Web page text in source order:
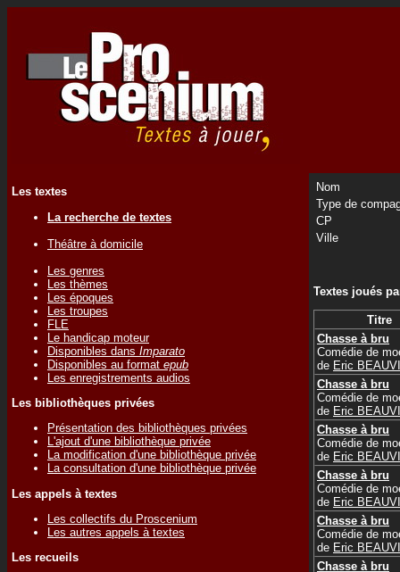
Les textes
La recherche de textes
Théâtre à domicile
Les genres
Les thèmes
Les époques
Les troupes
FLE
Le handicap moteur
Disponibles dans Imparato
Disponibles au format epub
Les enregistrements audios
Les bibliothèques privées
Présentation des bibliothèques privées
L'ajout d'une bibliothèque privée
La modification d'une bibliothèque privée
La consultation d'une bibliothèque privée
Les appels à textes
Les collectifs du Proscenium
Les autres appels à textes
Les recueils
Nom
Type de
CP
Ville
Textes joués
Titre
Chasse à bru
Comédie de
de Eric
Chasse à bru
Comédie de
de Eric
Chasse à bru
Comédie de
de Eric
Chasse à bru
Comédie de
de Eric
Chasse à bru
Comédie de
de Eric
Chasse à bru